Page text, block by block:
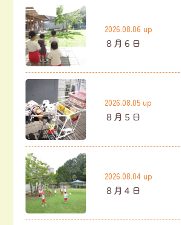
2026.08.06 up
８月６日
2026.08.05 up
８月５日
2026.08.04 up
８月４日